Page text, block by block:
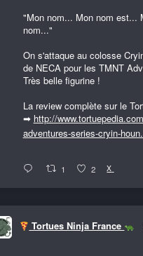
"Mon nom... Mon nom est...
nom..."
On s'attaque au colosse
de NECA pour les TMNT
Très belle figurine !
La review complète sur le
➡ http://
adventures-series-cryin-
1 2 X
Tortues Ninja France